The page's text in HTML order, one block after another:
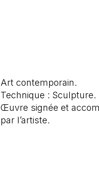
Art contemporain.
Technique : Sculpture.
Œuvre signée et
par l’artiste.